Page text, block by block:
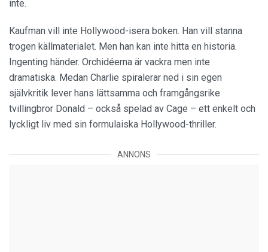
inte.
Kaufman vill inte Hollywood-isera boken. Han vill stanna
trogen källmaterialet. Men han kan inte hitta en historia.
Ingenting händer. Orchidéerna är vackra men inte
dramatiska. Medan Charlie spiralerar ned i sin egen
självkritik lever hans lättsamma och framgångsrike
tvillingbror Donald – också spelad av Cage – ett enkelt och
lyckligt liv med sin formulaiska Hollywood-thriller.
ANNONS